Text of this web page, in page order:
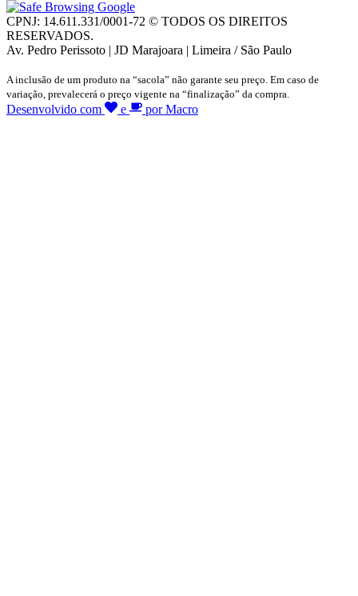
CPNJ: 14.611.331/0001-72 © TODOS OS DIREITOS
RESERVADOS.
Av. Pedro Perissoto | JD Marajoara | Limeira / São Paulo
A inclusão de um produto na “sacola” não garante seu preço. Em caso de
variação, prevalecerá o preço vigente na “finalização” da compra.
Desenvolvido com e por Macro